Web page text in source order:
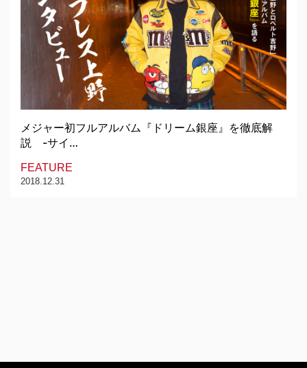
メジャー初フルアルバム『ドリーム銀座』を徹底解
説 -サイ…
FEATURE
2018.12.31